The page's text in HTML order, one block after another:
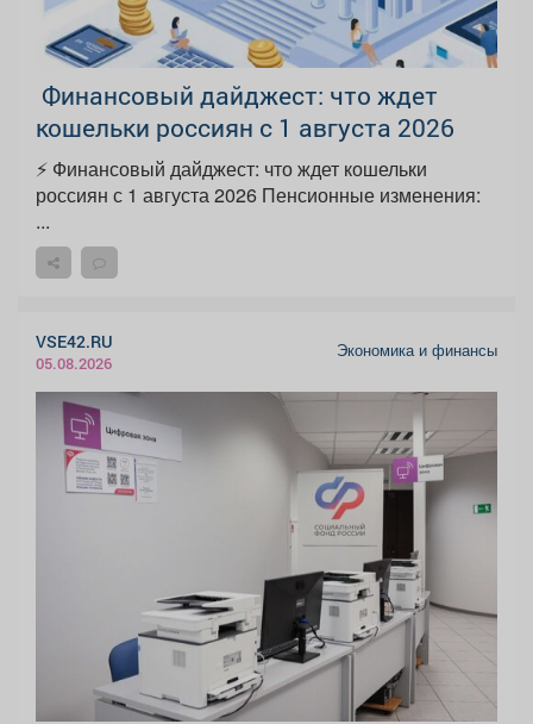
️ Финансовый дайджест: что ждет
кошельки россиян с 1 августа 2026
⚡️ Финансовый дайджест: что ждет кошельки
россиян с 1 августа 2026 Пенсионные изменения:
...
VSE42.RU
05.08.2026
Экономика и финансы